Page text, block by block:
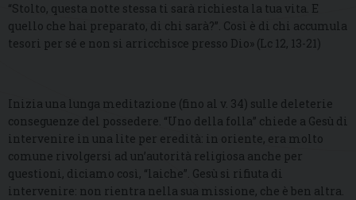
“Stolto, questa notte stessa ti sarà richiesta la tua vita. E
quello che hai preparato, di chi sarà?”. Così è di chi accumula
tesori per sé e non si arricchisce presso Dio» (Lc 12, 13-21)
Inizia una lunga meditazione (fino al v. 34) sulle deleterie
conseguenze del possedere. “Uno della folla” chiede a Gesù di
intervenire in una lite per eredità: in oriente, era molto
comune rivolgersi ad un’autorità religiosa anche per
questioni, diciamo così, “laiche”. Gesù si rifiuta di
intervenire: non rientra nella sua missione, che è ben altra.